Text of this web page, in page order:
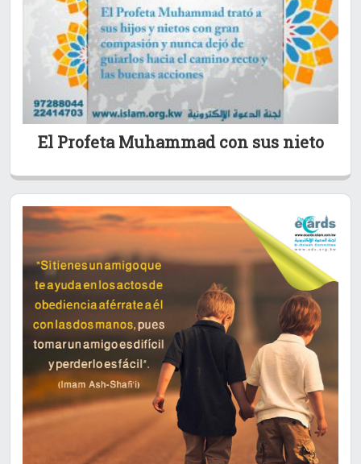
El Profeta Muhammad con sus nieto